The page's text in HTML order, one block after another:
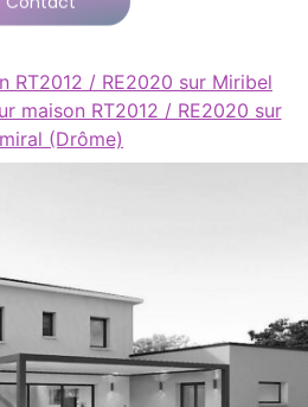
RT2012 / RE2020 sur Miribel
maison RT2012 / RE2020 sur
(Drôme)